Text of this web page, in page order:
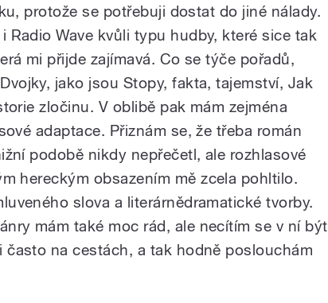
protože se potřebuji dostat do jiné nálady.
Radio Wave kvůli typu hudby, které sice tak
mi přijde zajímavá. Co se týče pořadů,
jako jsou Stopy, fakta, tajemství, Jak
zločinu. V oblibě pak mám zejména
adaptace. Přiznám se, že třeba román
podobě nikdy nepřečetl, ale rozhlasové
hereckým obsazením mě zcela pohltilo.
slova a literárnědramatické tvorby.
mám také moc rád, ale necítím se v ní být
často na cestách, a tak hodně poslouchám